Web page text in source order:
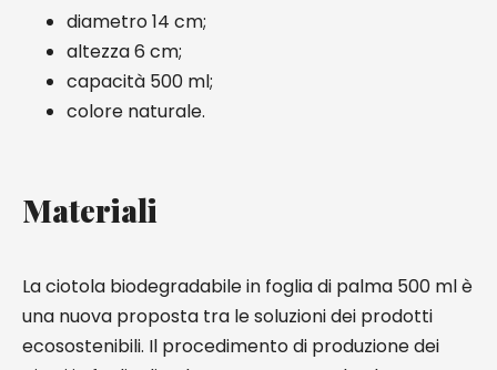
diametro 14 cm;
altezza 6 cm;
capacità 500 ml;
colore naturale.
Materiali
La ciotola biodegradabile in foglia di palma 500 ml è
una nuova proposta tra le soluzioni dei prodotti
ecosostenibili. Il procedimento di produzione dei